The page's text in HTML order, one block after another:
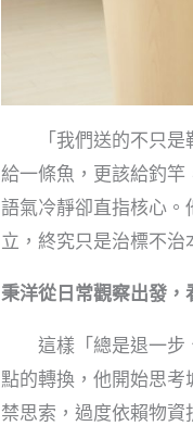
「我們送的不只是鞋
給一條魚，更該給釣
語氣冷靜卻直指核心。
立，終究只是治標不治
秉洋從日常觀察出發，
這樣「總是退一步、
點的轉換，他開始思
禁思索，過度依賴物